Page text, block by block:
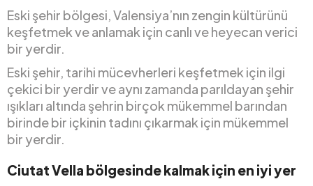
Eski şehir bölgesi, Valensiya’nın zengin kültürünü
keşfetmek ve anlamak için canlı ve heyecan verici
bir yerdir.
Eski şehir, tarihi mücevherleri keşfetmek için ilgi
çekici bir yerdir ve aynı zamanda parıldayan şehir
ışıkları altında şehrin birçok mükemmel barından
birinde bir içkinin tadını çıkarmak için mükemmel
bir yerdir.
Ciutat Vella bölgesinde kalmak için en iyi yer